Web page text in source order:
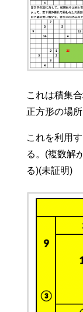
これは積集
正方形の場
これを利用
る。(複数解
る)(未証明)